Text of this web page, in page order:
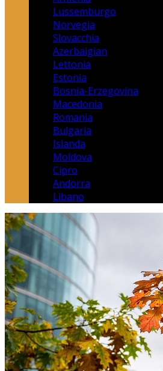
Lussemburgo
Norvegia
Slovacchia
Azerbaigian
Lettonia
Estonia
Bosnia-Erzegovina
Macedonia
Romania
Bulgaria
Islanda
Moldova
Cipro
Andorra
Libano